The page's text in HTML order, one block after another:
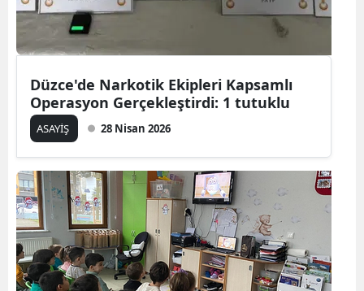
Düzce'de Narkotik Ekipleri Kapsamlı
Operasyon Gerçekleştirdi: 1 tutuklu
ASAYİŞ 28 Nisan 2026